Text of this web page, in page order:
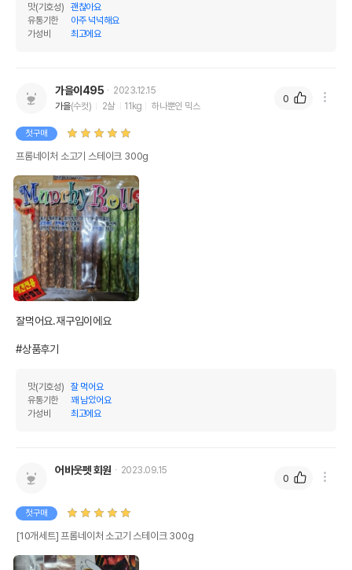
맛(기호성)
괜찮아요
유통기한
아주 넉넉해요
가성비
최고에요
가을이495
2023.12.15
가을(수컷) 2살 11kg 하나뿐인 믹스
첫구매
프롬네이처 소고기 스테이크 300g
잘먹어요.재구입이에요
#상품후기
맛(기호성)
잘 먹어요
유통기한
꽤 남았어요
가성비
최고에요
0
어바웃펫 회원 2023.09.15
첫구매
[10개세트] 프롬네이처 소고기 스테이크 300g
0